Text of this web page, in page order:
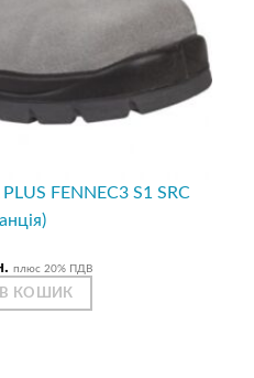
FENNEC3 S1 SRC
плюс 20% ПДВ
КОШИК